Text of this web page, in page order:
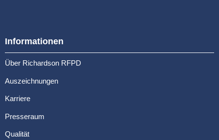
Informationen
Über Richardson RFPD
Auszeichnungen
Karriere
Presseraum
Qualität